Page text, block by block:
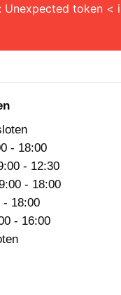
Unexpected token <
- 18:00
- 12:30
- 18:00
- 18:00
- 16:00